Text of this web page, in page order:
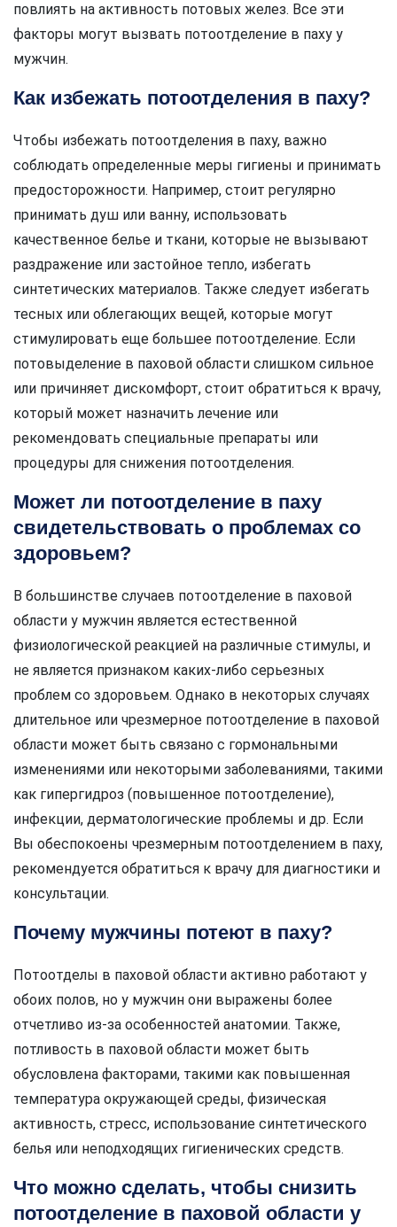
повлиять на активность потовых желез. Все эти
факторы могут вызвать потоотделение в паху у
мужчин.
Как избежать потоотделения в паху?
Чтобы избежать потоотделения в паху, важно
соблюдать определенные меры гигиены и принимать
предосторожности. Например, стоит регулярно
принимать душ или ванну, использовать
качественное белье и ткани, которые не вызывают
раздражение или застойное тепло, избегать
синтетических материалов. Также следует избегать
тесных или облегающих вещей, которые могут
стимулировать еще большее потоотделение. Если
потовыделение в паховой области слишком сильное
или причиняет дискомфорт, стоит обратиться к врачу,
который может назначить лечение или
рекомендовать специальные препараты или
процедуры для снижения потоотделения.
Может ли потоотделение в паху
свидетельствовать о проблемах со
здоровьем?
В большинстве случаев потоотделение в паховой
области у мужчин является естественной
физиологической реакцией на различные стимулы, и
не является признаком каких-либо серьезных
проблем со здоровьем. Однако в некоторых случаях
длительное или чрезмерное потоотделение в паховой
области может быть связано с гормональными
изменениями или некоторыми заболеваниями, такими
как гипергидроз (повышенное потоотделение),
инфекции, дерматологические проблемы и др. Если
Вы обеспокоены чрезмерным потоотделением в паху,
рекомендуется обратиться к врачу для диагностики и
консультации.
Почему мужчины потеют в паху?
Потоотделы в паховой области активно работают у
обоих полов, но у мужчин они выражены более
отчетливо из-за особенностей анатомии. Также,
потливость в паховой области может быть
обусловлена факторами, такими как повышенная
температура окружающей среды, физическая
активность, стресс, использование синтетического
белья или неподходящих гигиенических средств.
Что можно сделать, чтобы снизить
потоотделение в паховой области у